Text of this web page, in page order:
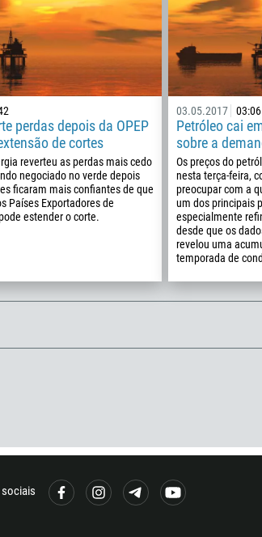
perdas depois da OPEP
de cortes
reverteu as perdas mais cedo
negociado no verde depois
ficaram mais confiantes de que
Países Exportadores de
estender o corte.
03.05.2017 03:06
Petróleo cai
sobre a
Os preços do
nesta terça-feira,
preocupar com a
um dos principais
especialmente
desde que os
revelou uma
temporada de
sociais